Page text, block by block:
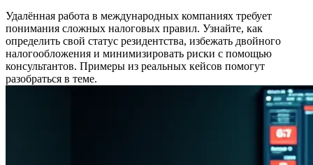
Удалённая работа в международных компаниях требует
понимания сложных налоговых правил. Узнайте, как
определить свой статус резидентства, избежать двойного
налогообложения и минимизировать риски с помощью
консультантов. Примеры из реальных кейсов помогут
разобраться в теме.